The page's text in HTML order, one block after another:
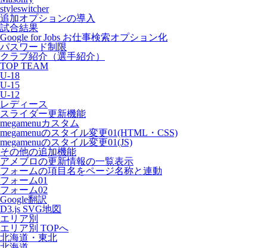
styleswitcher
追加オプションの導入
試合結果
Google for Jobs お仕事検索オプション化
パスワード制限
クラブ紹介（選手紹介）
TOP TEAM
U-18
U-15
U-12
レディース
スライダー更新機能
megamenuカスタム
megamenuのスタイル変更01(HTML・CSS)
megamenuのスタイル変更01(JS)
その他の追加機能
アメブロの更新情報の一覧表示
フォームの項目名をページ名称と連動
フォーム01
フォーム02
Google翻訳
D3.js SVG地図
エリア別
エリア別 TOPへ
北海道・東北